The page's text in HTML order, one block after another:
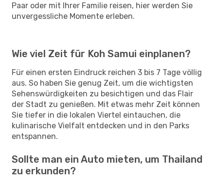
Paar oder mit Ihrer Familie reisen, hier werden Sie
unvergessliche Momente erleben.
Wie viel Zeit für Koh Samui einplanen?
Für einen ersten Eindruck reichen 3 bis 7 Tage völlig
aus. So haben Sie genug Zeit, um die wichtigsten
Sehenswürdigkeiten zu besichtigen und das Flair
der Stadt zu genießen. Mit etwas mehr Zeit können
Sie tiefer in die lokalen Viertel eintauchen, die
kulinarische Vielfalt entdecken und in den Parks
entspannen.
Sollte man ein Auto mieten, um Thailand
zu erkunden?